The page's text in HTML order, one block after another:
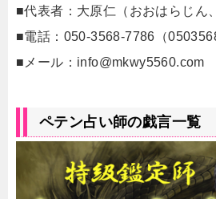
■代表者：大原仁（おおはらじん
■電話：050-3568-7786（
■メール： info@mkwy5560.com
ペテン占い師の戯言一覧